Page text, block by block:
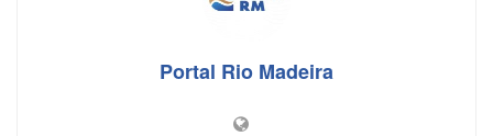
Portal Rio Madeira